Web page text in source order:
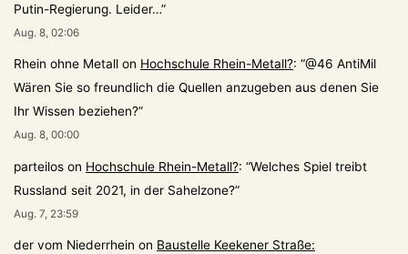
Putin-Regierung. Leider…”
Aug. 8, 02:06
Rhein ohne Metall on Hochschule Rhein-Metall?: “@46 AntiMil
Wären Sie so freundlich die Quellen anzugeben aus denen Sie
Ihr Wissen beziehen?”
Aug. 8, 00:00
parteilos on Hochschule Rhein-Metall?: “Welches Spiel treibt
Russland seit 2021, in der Sahelzone?”
Aug. 7, 23:59
der vom Niederrhein on Baustelle Keekener Straße: